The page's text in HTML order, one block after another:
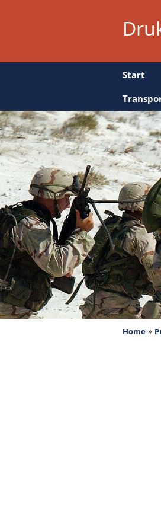
Start
Home »